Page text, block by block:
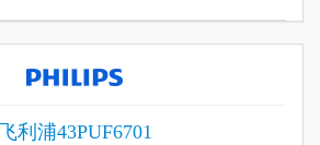
飞利浦43PUF6701